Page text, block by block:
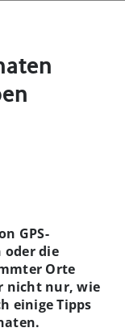
GPS-
oder die
Orte
nicht nur, wie
einige Tipps